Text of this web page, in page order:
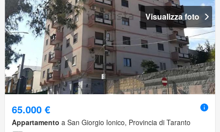
Visualizza foto
65.000 €
Appartamento a San Giorgio Ionico, Provincia di Taranto